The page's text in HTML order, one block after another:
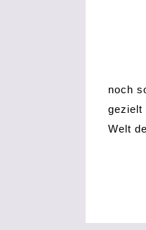
noch
gezielt
Welt